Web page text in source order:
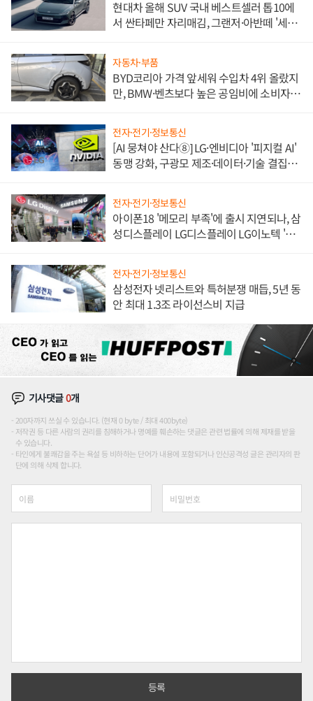
현대차 올해 SUV 국내 베스트셀러 톱10에
서 싼타페만 자리매김, 그랜저·아반떼 '세단
자동차·부품
BYD코리아 가격 앞세워 수입차 4위 올랐지
만, BMW·벤츠보다 높은 공임비에 소비자
전자·전기·정보통신
[AI 뭉쳐야 산다⑧] LG·엔비디아 '피지컬 AI'
동맹 강화, 구광모 제조·데이터·기술 결집
전자·전기·정보통신
아이폰18 '메모리 부족'에 출시 지연되나, 삼
성디스플레이 LG디스플레이 LG이노텍 '탈
전자·전기·정보통신
삼성전자 넷리스트와 특허분쟁 매듭, 5년 동
안 최대 1.3조 라이선스비 지급
기사댓글0개
200자까지 쓰실 수 있습니다. (현재 0 byte / 최대 400byte)
저작권 등 다른 사람의 권리를 침해하거나 명예를 훼손하는 댓글은 관련 법률에 의해 제재를 받을
수 있습니다.
타인에게 불쾌감을 주는 욕설 등 비하하는 단어가 내용에 포함되거나 인신공격성 글은 관리자의 판
단에 의해 삭제 합니다.